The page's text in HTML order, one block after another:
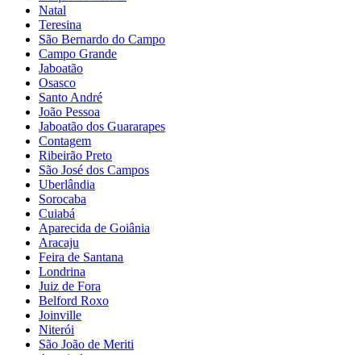
Natal
Teresina
São Bernardo do Campo
Campo Grande
Jaboatão
Osasco
Santo André
João Pessoa
Jaboatão dos Guararapes
Contagem
Ribeirão Preto
São José dos Campos
Uberlândia
Sorocaba
Cuiabá
Aparecida de Goiânia
Aracaju
Feira de Santana
Londrina
Juiz de Fora
Belford Roxo
Joinville
Niterói
São João de Meriti